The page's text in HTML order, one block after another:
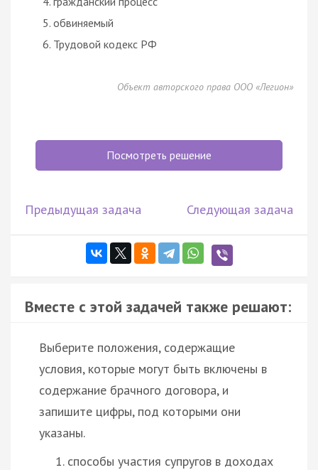
обвиняемый
Трудовой кодекс РФ
Объект авторского права ООО «Легион»
Посмотреть решение
Предыдущая задача Следующая задача
Вместе с этой задачей также решают:
Выберите положения, содержащие
условия, которые могут быть включены в
содержание брачного договора, и
запишите цифры, под которыми они
указаны.
способы участия супругов в доходах